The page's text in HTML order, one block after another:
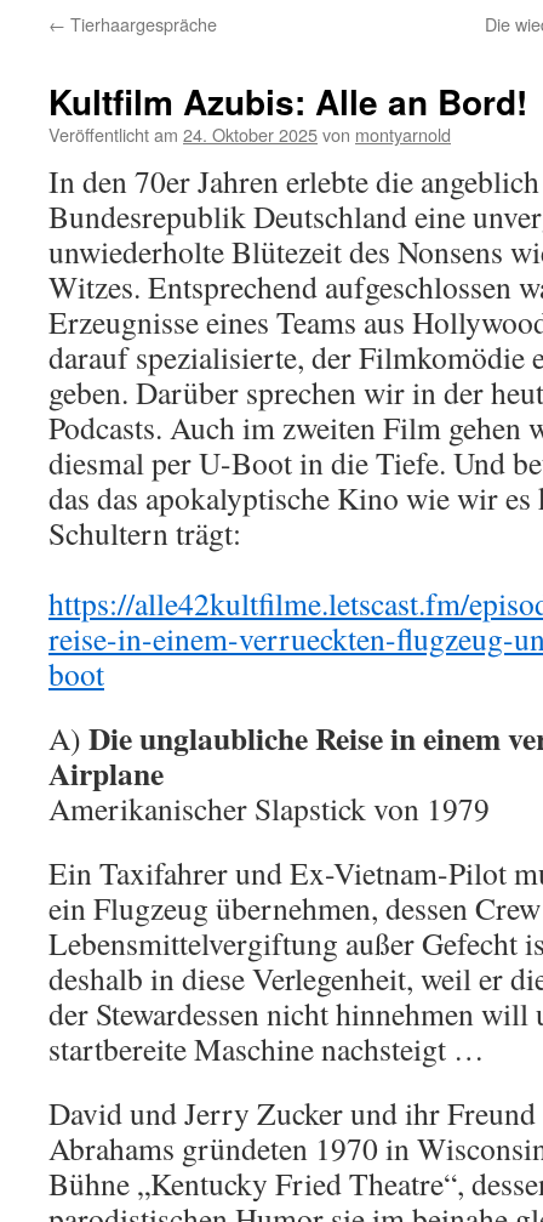
← Tierhaargespräche Die
Kultfilm Azubis: Alle an Bord!
Veröffentlicht am 24. Oktober 2025von montyarnold
In den 70er Jahren erlebte die
Bundesrepublik Deutschland eine
unwiederholte Blütezeit des Nonsens
Witzes. Entsprechend aufgeschlossen
Erzeugnisse eines Teams aus
darauf spezialisierte, der Filmkomödie
geben. Darüber sprechen wir in der
Podcasts. Auch im zweiten Film gehen
diesmal per U-Boot in die Tiefe. Und
das das apokalyptische Kino wie wir es
Schultern trägt:
https://alle42kultfilme.letscast.fm/
reise-in-einem-verrueckten-flugzeug-
boot
A) Die unglaubliche Reise in einem
Airplane
Amerikanischer Slapstick von 1979
Ein Taxifahrer und Ex-Vietnam-Pilot
ein Flugzeug übernehmen, dessen
Lebensmittelvergiftung außer Gefecht
deshalb in diese Verlegenheit, weil er
der Stewardessen nicht hinnehmen
startbereite Maschine nachsteigt …
David und Jerry Zucker und ihr Freund
Abrahams gründeten 1970 in
Bühne „Kentucky Fried Theatre“,